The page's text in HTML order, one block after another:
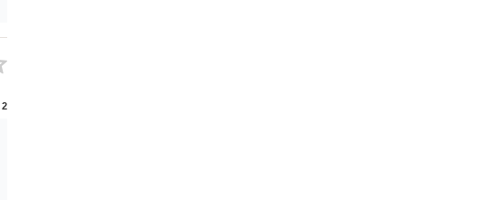
2